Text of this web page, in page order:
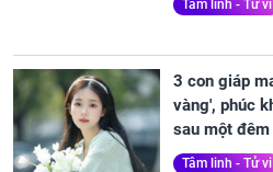
Tâm linh - Tử vi
3 con giáp
vàng', phúc
sau một
Tâm linh - Tử vi